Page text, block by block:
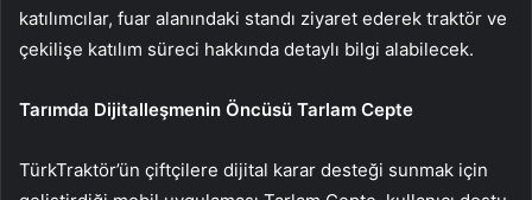
katılımcılar, fuar alanındaki standı ziyaret ederek traktör ve
çekilişe katılım süreci hakkında detaylı bilgi alabilecek.
Tarımda Dijitalleşmenin Öncüsü Tarlam Cepte
TürkTraktör’ün çiftçilere dijital karar desteği sunmak için